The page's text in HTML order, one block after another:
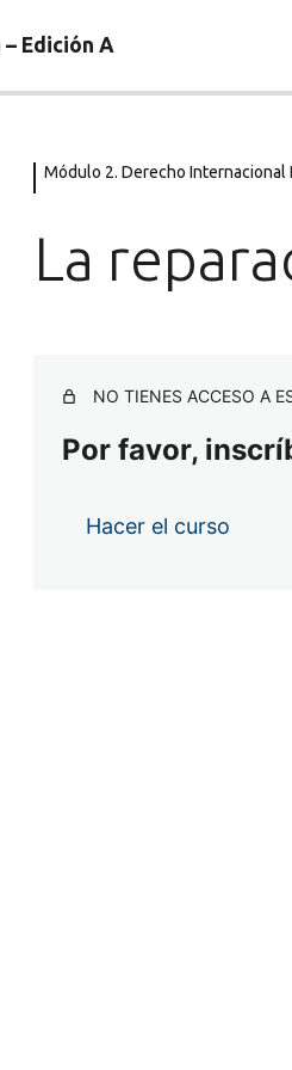
Edición A
Módulo 2. Derecho Internacional
La
NO TIENES ACCESO A
Por favor,
Hacer el curso